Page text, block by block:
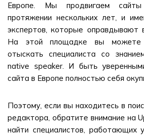
Европе. Мы продвигаем
протяжении нескольких лет, и
экспертов, которые оправдывают
На этой площадке вы можете
отыскать специалиста со
native speaker. И быть
сайта в Европе полностью себя
Поэтому, если вы находитесь в
редактора, обратите внимание на
найти специалистов, работающих